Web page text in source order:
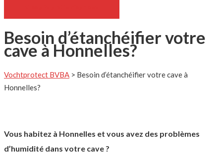
Besoin d’étanchéifier votre
cave à Honnelles?
Vochtprotect BVBA > Besoin d’étanchéifier votre cave à
Honnelles?
Vous habitez à Honnelles et vous avez des problèmes
d’humidité dans votre cave ?